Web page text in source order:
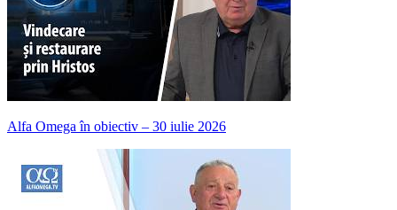
Alfa Omega în obiectiv – 30 iulie 2026